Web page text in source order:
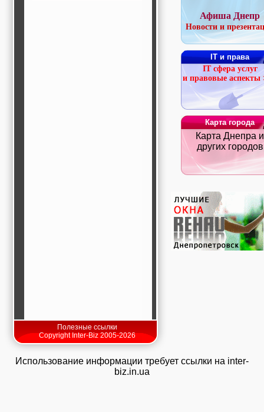
Полезные ссылки
Copyright Inter-Biz 2005-2026
Афиша Днепр
Новости и
IT и права
IT сфера услуг
и правовые аспекты
Карта города
Карта Днепра и
других городов
Использование информации требует ссылки на inter-
biz.in.ua